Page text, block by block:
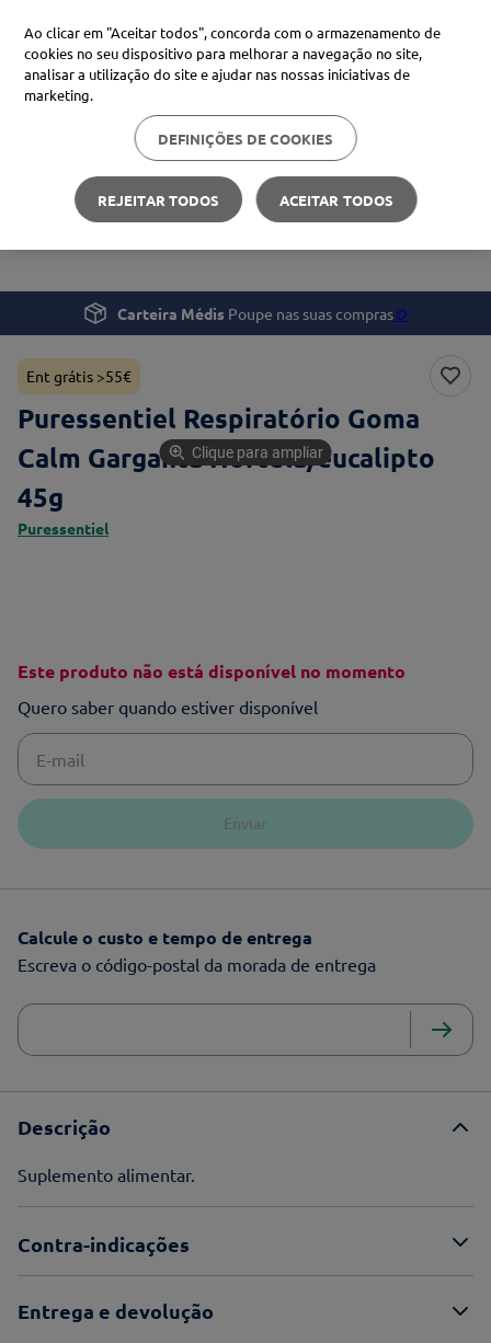
Procure no Marketplace Médis
Pesquisas mais comuns
xiaomi
cerave
Saúde
Tosse, Gripe e Constipação
Puressentiel Respiratório Goma Calm Garganta
Carteira Médis Poupe nas suas compras🪙
Ent grátis >55€
Puressentiel Respiratório Goma
Calm Garganta Hortelã/eucalipto
45g
Puressentiel
Clique para ampliar
Este produto não está disponível no momento
Quero saber quando estiver disponível
Enviar
Calcule o custo e tempo de entrega
Escreva o código-postal da morada de entrega
Descrição
Suplemento alimentar.
Contra-indicações
Entrega e devolução
Ao clicar em "Aceitar todos", concorda com o armazenamento de
cookies no seu dispositivo para melhorar a navegação no site,
analisar a utilização do site e ajudar nas nossas iniciativas de
marketing.
DEFINIÇÕES DE COOKIES
REJEITAR TODOS ACEITAR TODOS